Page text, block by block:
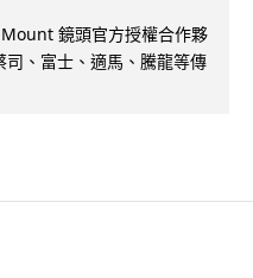
鏡頭官方授權合作夥
、富士、適馬、騰龍等傳